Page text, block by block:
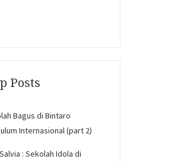
Posts
Bagus di Bintaro
Internasional (part 2)
: Sekolah Idola di